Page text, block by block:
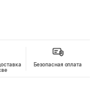
Безопасная оплата